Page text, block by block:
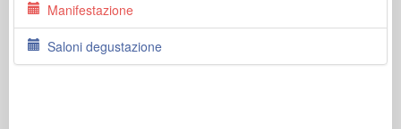
Manifestazione
Saloni degustazione